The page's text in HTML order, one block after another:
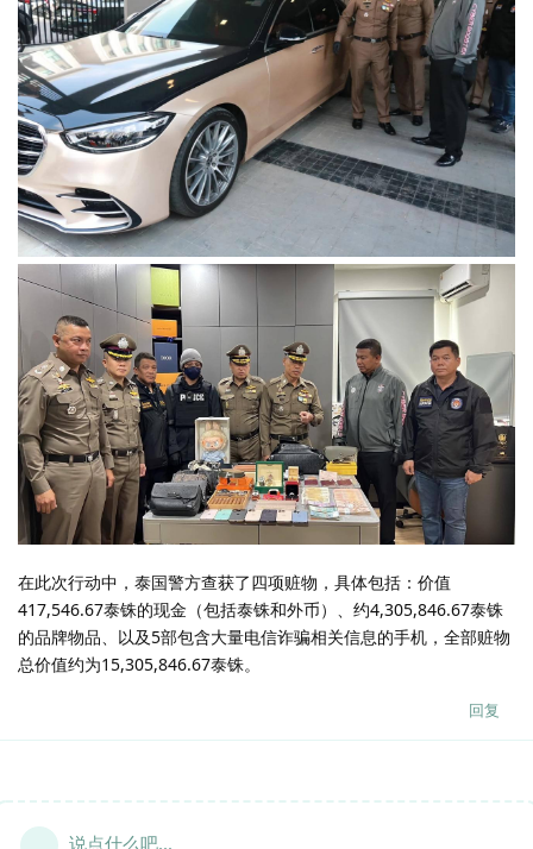
在此次行动中，泰国警方查获了四项赃物，具体包括：价值
417,546.67泰铢的现金（包括泰铢和外币）、约4,305,846.67泰铢
的品牌物品、以及5部包含大量电信诈骗相关信息的手机，全部赃物
总价值约为15,305,846.67泰铢。
回复
说点什么吧...